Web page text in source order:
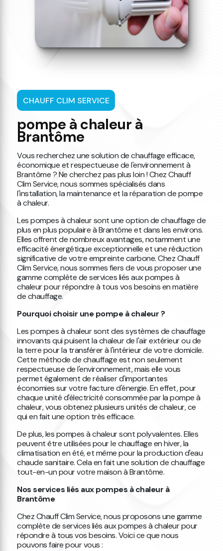
CHAUFF CLIM SERVICE
pompe à chaleur à
Brantôme
Vous recherchez une solution de chauffage efficace,
économique et respectueuse de l'environnement à
Brantôme ? Ne cherchez pas plus loin ! Chez Chauff
Clim Service, nous sommes spécialisés dans
l'installation, la maintenance et la réparation de pompe
à chaleur.
Les pompes à chaleur sont une option de chauffage de
plus en plus populaire à Brantôme et dans les environs.
Elles offrent de nombreux avantages, notamment une
efficacité énergétique exceptionnelle et une réduction
significative de votre empreinte carbone. Chez Chauff
Clim Service, nous sommes fiers de vous proposer une
gamme complète de services liés aux pompes à
chaleur pour répondre à tous vos besoins en matière
de chauffage.
Pourquoi choisir une pompe à chaleur ?
Les pompes à chaleur sont des systèmes de chauffage
innovants qui puisent la chaleur de l'air extérieur ou de
la terre pour la transférer à l'intérieur de votre domicile.
Cette méthode de chauffage est non seulement
respectueuse de l'environnement, mais elle vous
permet également de réaliser d'importantes
économies sur votre facture d'énergie. En effet, pour
chaque unité d'électricité consommée par la pompe à
chaleur, vous obtenez plusieurs unités de chaleur, ce
qui en fait une option très efficace.
De plus, les pompes à chaleur sont polyvalentes. Elles
peuvent être utilisées pour le chauffage en hiver, la
climatisation en été, et même pour la production d'eau
chaude sanitaire. Cela en fait une solution de chauffage
tout-en-un pour votre maison à Brantôme.
Nos services liés aux pompes à chaleur à
Brantôme
Chez Chauff Clim Service, nous proposons une gamme
complète de services liés aux pompes à chaleur pour
répondre à tous vos besoins. Voici ce que nous
pouvons faire pour vous :